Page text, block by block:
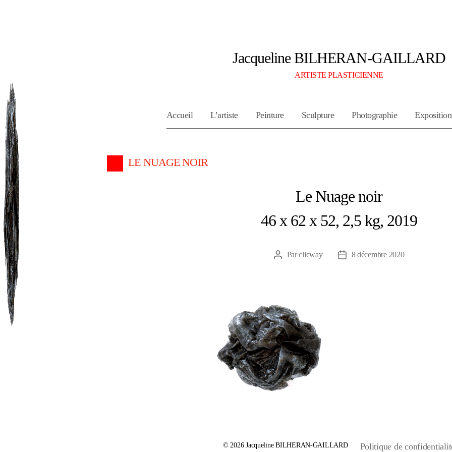
Jacqueline BILHERAN-GAILLARD
ARTISTE PLASTICIENNE
Accueil L’artiste Peinture Sculpture Photographie
LE NUAGE NOIR
Le Nuage noir
46 x 62 x 52, 2,5 kg, 2019
Auteur
Parclicway
Date8 décembre 2020
© 2026Jacqueline BILHERAN-GAILLARD Politique de